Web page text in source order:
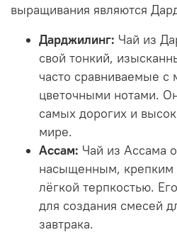
выращивания являются
Дарджилинг: Чай из
свой тонкий,
часто сравниваемые с
цветочными нотами.
самых дорогих и
мире.
Ассам: Чай из Ассама
насыщенным, крепким
лёгкой терпкостью.
для создания смесей
завтрака.